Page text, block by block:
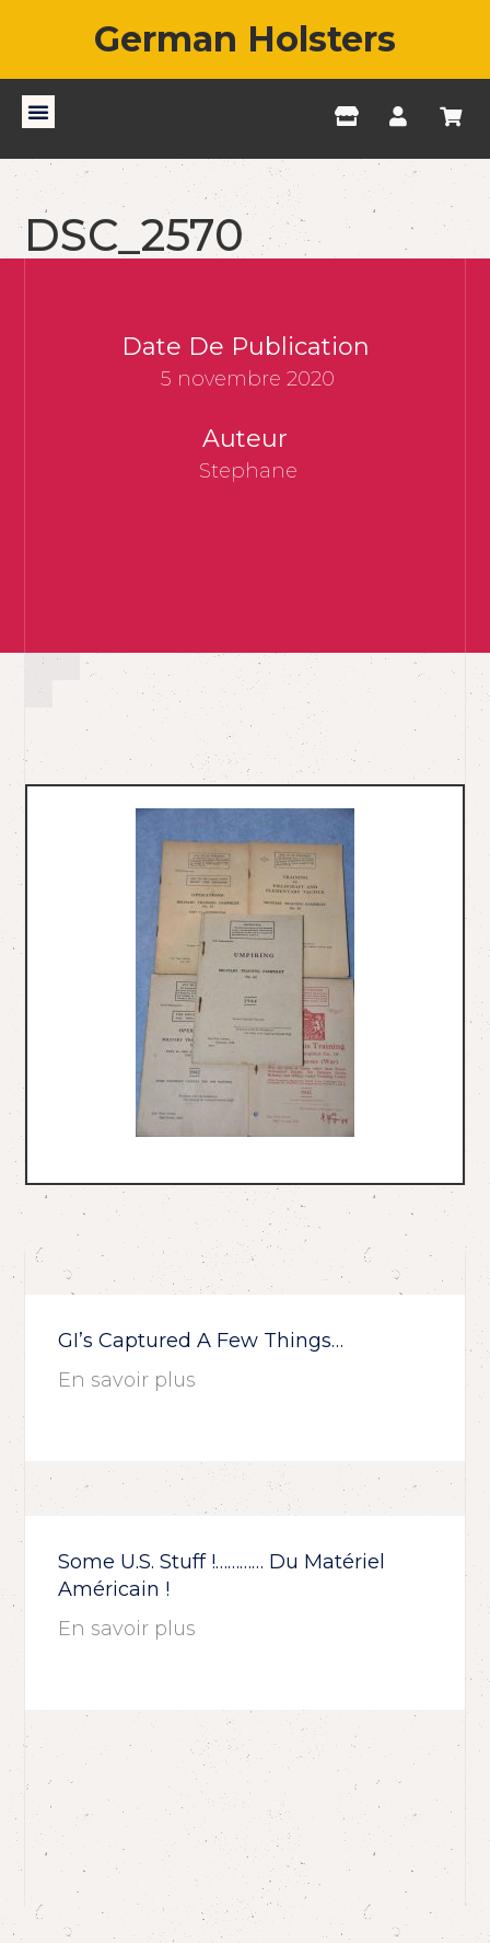
German Holsters
DSC_2570
Date De Publication
5 novembre 2020
Auteur
Stephane
GI’s Captured A Few Things…
En savoir plus
Some U.S. Stuff !………… Du Matériel
Américain !
En savoir plus